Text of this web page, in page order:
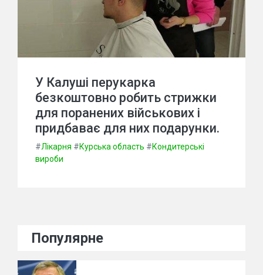
У Калуші перукарка
безкоштовно робить стрижки
для поранених військових і
придбаває для них подарунки.
#Лікарня #Курська область #Кондитерські
вироби
Популярне